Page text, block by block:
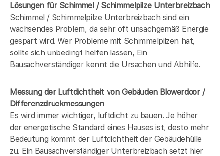
Lösungen für Schimmel / Schimmelpilze Unterbreizbach
Schimmel / Schimmelpilze Unterbreizbach sind ein
wachsendes Problem, da sehr oft unsachgemäß Energie
gespart wird. Wer Probleme mit Schimmelpilzen hat,
sollte sich unbedingt helfen lassen, Ein
Bausachverständiger kennt die Ursachen und Abhilfe.
Messung der Luftdichtheit von Gebäuden Blowerdoor /
Differenzdruckmessungen
Es wird immer wichtiger, luftdicht zu bauen. Je höher
der energetische Standard eines Hauses ist, desto mehr
Bedeutung kommt der Luftdichtheit der Gebäudehülle
zu. Ein Bausachverständiger Unterbreizbach setzt hier